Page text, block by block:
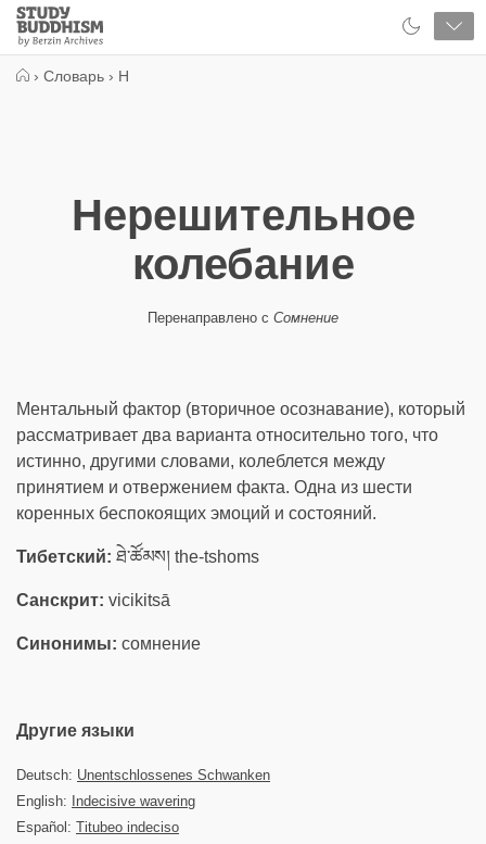
Close
Study
Buddhism
› Словарь › Н
Нерешительное
колебание
Перенаправлено с Сомнение
Ментальный фактор (вторичное осознавание), который
рассматривает два варианта относительно того, что
истинно, другими словами, колеблется между
принятием и отвержением факта. Одна из шести
коренных беспокоящих эмоций и состояний.
Тибетский: ཐེ་ཚོམས། the-tshoms
Санскрит: vicikitsā
Синонимы: сомнение
Другие языки
Deutsch: Unentschlossenes Schwanken
English:
Indecisive wavering
Español: Titubeo indeciso